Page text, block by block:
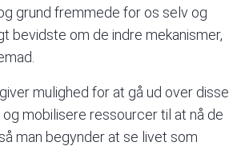
grund fremmede for os selv og
bevidste om de indre mekanismer,
mulighed for at gå ud over disse
mobilisere ressourcer til at nå de
man begynder at se livet som